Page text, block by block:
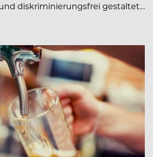
diskriminierungsfrei gestaltet…